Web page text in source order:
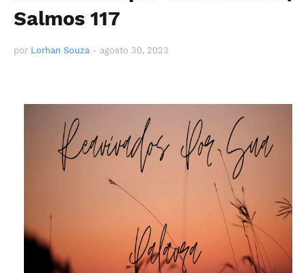
Salmos 117
por Lorhan Souza - agosto 30, 2023